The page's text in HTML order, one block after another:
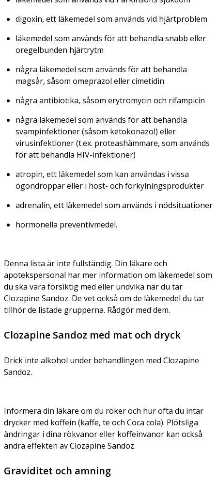
digoxin, ett läkemedel som används vid hjärtproblem
läkemedel som används för att behandla snabb eller
oregelbunden hjärtrytm
några läkemedel som används för att behandla
magsår, såsom omeprazol eller cimetidin
några antibiotika, såsom erytromycin och rifampicin
några läkemedel som används för att behandla
svampinfektioner (såsom ketokonazol) eller
virusinfektioner (t.ex. proteashämmare, som används
för att behandla HIV-infektioner)
atropin, ett läkemedel som kan användas i vissa
ögondroppar eller i host- och förkylningsprodukter
adrenalin, ett läkemedel som används i nödsituationer
hormonella preventivmedel.
Denna lista är inte fullständig. Din läkare och
apotekspersonal har mer information om läkemedel som
du ska vara försiktig med eller undvika när du tar
Clozapine Sandoz. De vet också om de läkemedel du tar
tillhör de listade grupperna. Rådgör med dem.
Clozapine Sandoz med mat och dryck
Drick inte alkohol under behandlingen med Clozapine
Sandoz.
Informera din läkare om du röker och hur ofta du intar
drycker med koffein (kaffe, te och Coca cola). Plötsliga
ändringar i dina rökvanor eller koffeinvanor kan också
ändra effekten av Clozapine Sandoz.
Graviditet och amning